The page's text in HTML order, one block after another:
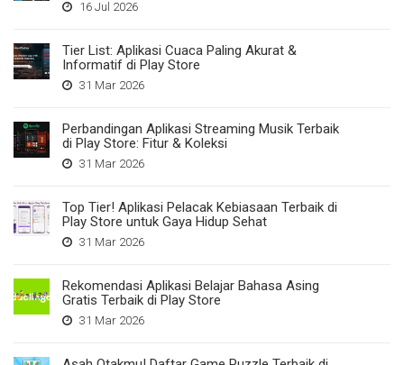
16 Jul 2026
Tier List: Aplikasi Cuaca Paling Akurat &
Informatif di Play Store
31 Mar 2026
Perbandingan Aplikasi Streaming Musik Terbaik
di Play Store: Fitur & Koleksi
31 Mar 2026
Top Tier! Aplikasi Pelacak Kebiasaan Terbaik di
Play Store untuk Gaya Hidup Sehat
31 Mar 2026
Rekomendasi Aplikasi Belajar Bahasa Asing
Gratis Terbaik di Play Store
31 Mar 2026